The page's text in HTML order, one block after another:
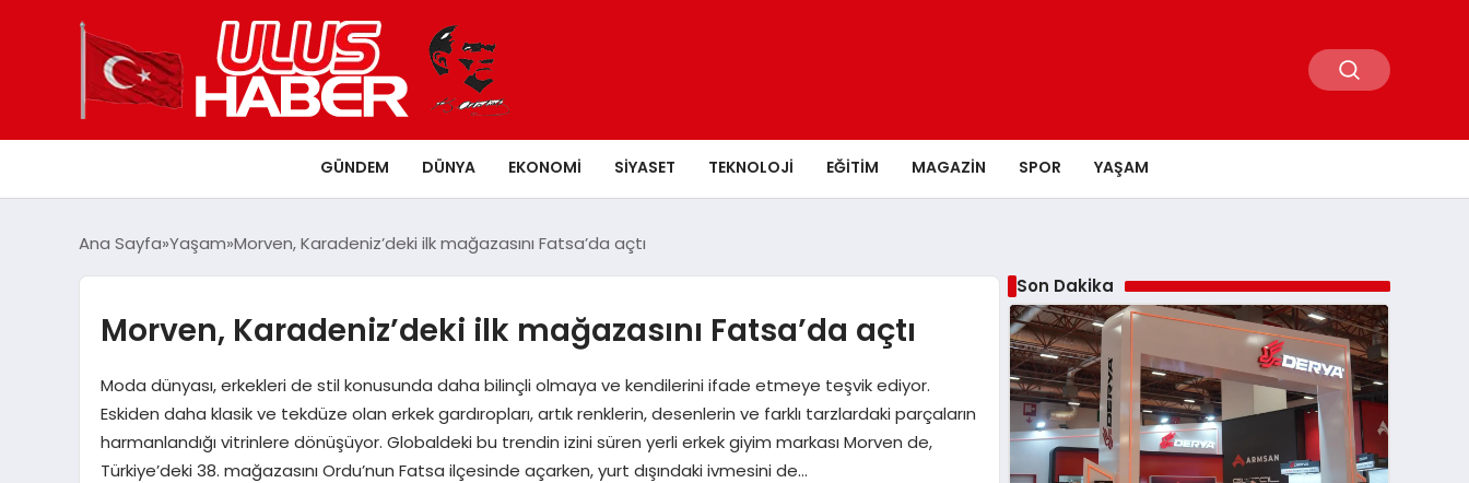
GÜNDEM DÜNYA EKONOMI SIYASET TEKNOLOJI EĞITIM MAGAZIN SPOR YAŞAM
Ana Sayfa Yaşam Morven, Karadeniz’deki ilk mağazasını Fatsa’da açtı
Morven, Karadeniz’deki ilk mağazasını Fatsa’da açtı
Moda dünyası, erkekleri de stil konusunda daha bilinçli olmaya ve kendilerini ifade etmeye teşvik ediyor.
Eskiden daha klasik ve tekdüze olan erkek gardıropları, artık renklerin, desenlerin ve farklı tarzlardaki parçaların
harmanlandığı vitrinlere dönüşüyor. Globaldeki bu trendin izini süren yerli erkek giyim markası Morven de,
Türkiye’deki 38. mağazasını Ordu’nun Fatsa ilçesinde açarken, yurt dışındaki ivmesini de…
Son Dakika